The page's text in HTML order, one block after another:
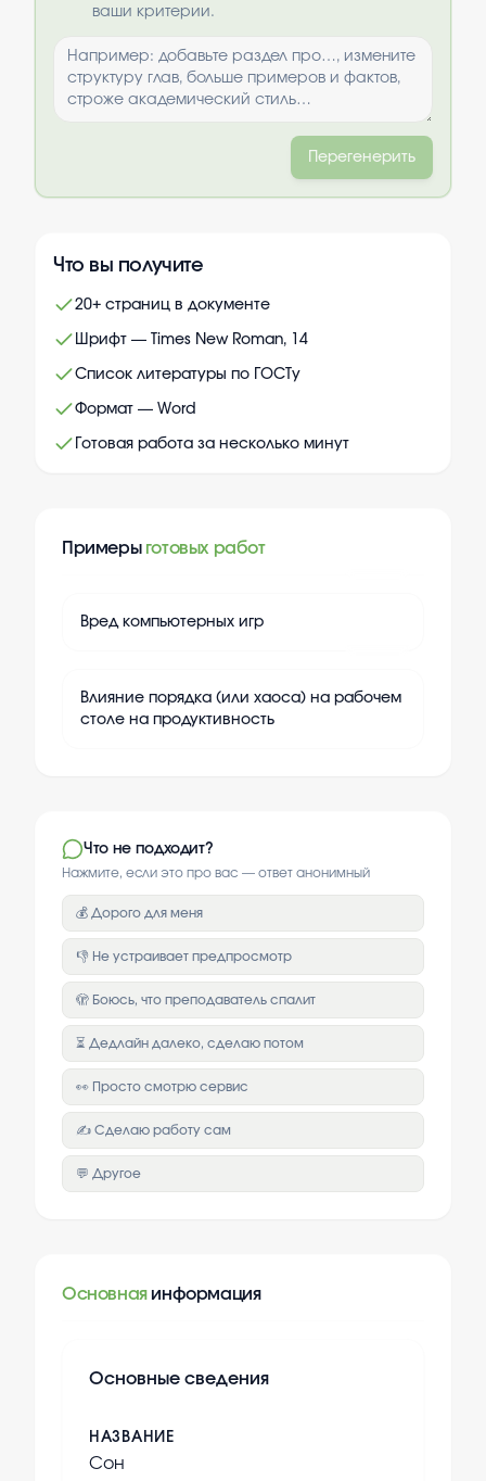
ваши критерии.
Перегенерить
Что вы получите
20+ страниц в документе
Шрифт — Times New Roman, 14
Список литературы по ГОСТу
Формат — Word
Готовая работа за несколько минут
Примеры готовых работ
Вред компьютерных игр
Влияние порядка (или хаоса) на рабочем
столе на продуктивность
Что не подходит?
Нажмите, если это про вас — ответ анонимный
💰 Дорого для меня
👎 Не устраивает предпросмотр
🫣 Боюсь, что преподаватель спалит
⏳ Дедлайн далеко, сделаю потом
👀 Просто смотрю сервис
✍️ Сделаю работу сам
💬 Другое
Основная информация
Основные сведения
НАЗВАНИЕ
Сон